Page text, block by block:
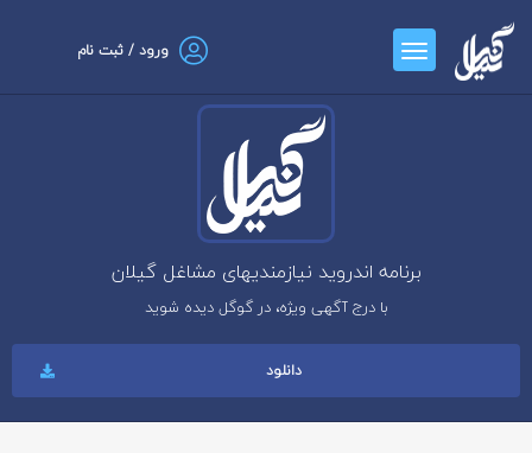
ورود / ثبت نام
برنامه اندروید نیازمندیهای مشاغل گیلان
با درج آگهی ویژه، در گوگل دیده شوید
دانلود